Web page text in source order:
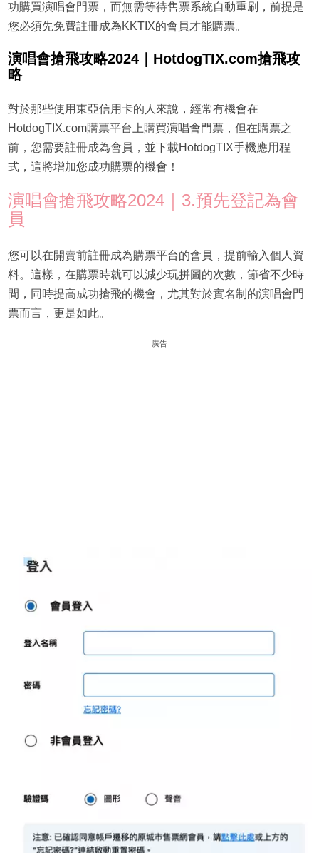
功購買演唱會門票，而無需等待售票系統自動重刷，前提是
您必須先免費註冊成為KKTIX的會員才能購票。
演唱會搶飛攻略2024｜HotdogTIX.com搶飛攻
略
對於那些使用東亞信用卡的人來說，經常有機會在
HotdogTIX.com購票平台上購買演唱會門票，但在購票之
前，您需要註冊成為會員，並下載HotdogTIX手機應用程
式，這將增加您成功購票的機會！
演唱會搶飛攻略2024｜3.預先登記為會
員
您可以在開賣前註冊成為購票平台的會員，提前輸入個人資
料。這樣，在購票時就可以減少玩拼圖的次數，節省不少時
間，同時提高成功搶飛的機會，尤其對於實名制的演唱會門
票而言，更是如此。
廣告